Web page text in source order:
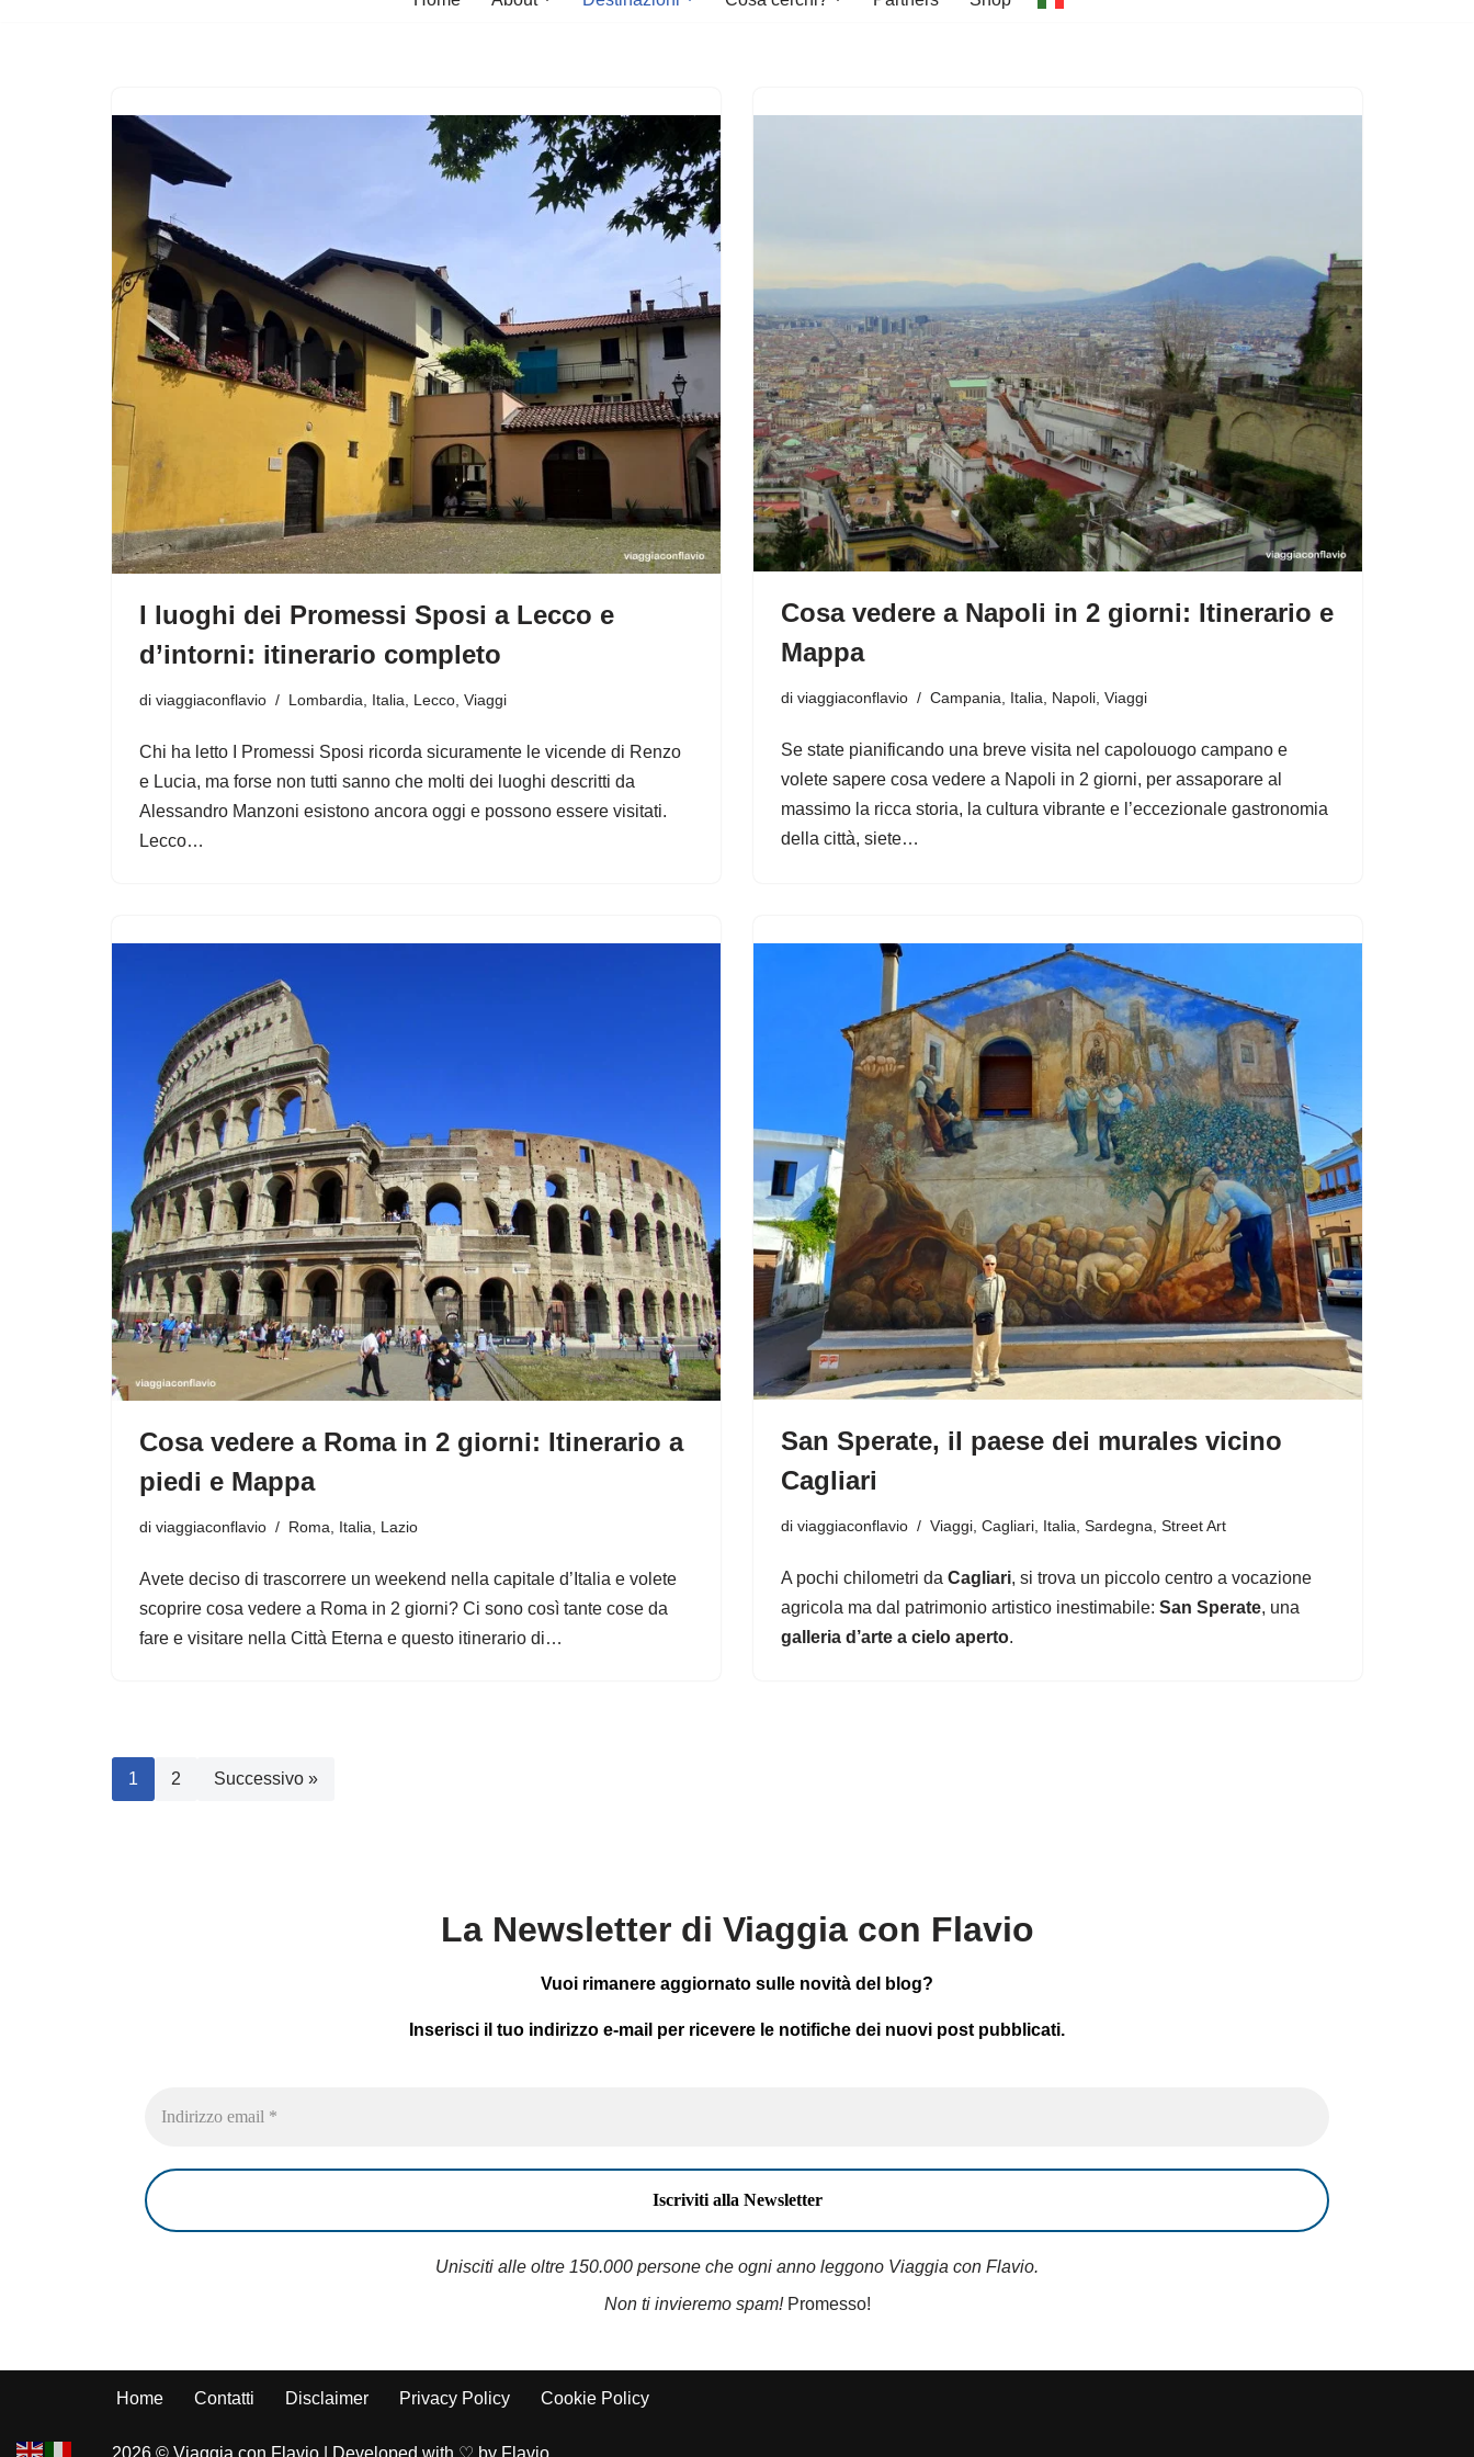
I luoghi dei Promessi Sposi a Lecco e
d’intorni: itinerario completo
di viaggiaconflavio Lombardia Italia Lecco Viaggi
Chi ha letto I Promessi Sposi ricorda sicuramente le vicende di Renzo
e Lucia, ma forse non tutti sanno che molti dei luoghi descritti da
Alessandro Manzoni esistono ancora oggi e possono essere visitati.
Lecco…
Cosa vedere a Napoli in 2 giorni: Itinerario e
Mappa
di viaggiaconflavio Campania, Italia, Napoli, Viaggi
Se state pianificando una breve visita nel capolouogo campano e
volete sapere cosa vedere a Napoli in 2 giorni, per assaporare al
massimo la ricca storia, la cultura vibrante e l’eccezionale gastronomia
della città, siete…
Cosa vedere a Roma in 2 giorni: Itinerario a
piedi e Mappa
di viaggiaconflavio Roma Italia Lazio
Avete deciso di trascorrere un weekend nella capitale d’Italia e volete
scoprire cosa vedere a Roma in 2 giorni? Ci sono così tante cose da
fare e visitare nella Città Eterna e questo itinerario di…
San Sperate, il paese dei murales vicino
Cagliari
di viaggiaconflavio Viaggi, Cagliari, Italia, Sardegna, Street Art
A pochi chilometri da Cagliari, si trova un piccolo centro a vocazione
agricola ma dal patrimonio artistico inestimabile: San Sperate, una
galleria d’arte a cielo aperto.
1 2 Successivo »
La Newsletter di Viaggia con Flavio
Vuoi rimanere aggiornato sulle novità del blog?
Inserisci il tuo indirizzo e-mail per ricevere le notifiche dei nuovi post pubblicati.
Unisciti alle oltre 150.000 persone che ogni anno leggono Viaggia con Flavio.
Non ti invieremo spam!Promesso!
Home Contatti Disclaimer Privacy Policy Cookie Policy
2026 © Viaggia con Flavio | Developed with ♡ by Flavio